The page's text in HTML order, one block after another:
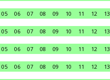
05 06 07 08 09 10 11 12 13
05 06 07 08 09 10 11 12 13
05 06 07 08 09 10 11 12 13
05 06 07 08 09 10 11 12 13